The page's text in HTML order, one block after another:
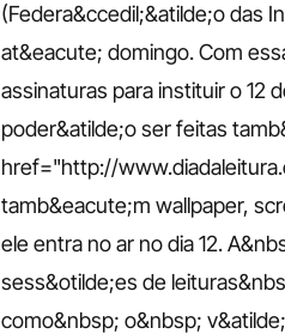
(Federa&ccedil;&atilde;o das
at&eacute; domingo. Com
assinaturas para instituir o 12
poder&atilde;o ser feitas
href="http://
tamb&eacute;m wallpaper,
ele entra no ar no dia 12.
sess&otilde;es de
como&nbsp; o&nbsp;